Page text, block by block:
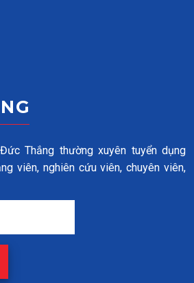
Thắng thường xuyên tuyển dụng
viên, nghiên cứu viên, chuyên viên,